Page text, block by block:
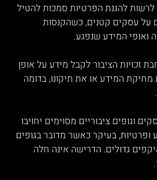
לרשות להגנת הפרטיות סמכות להטיל
על עסקים קטנים, כשהקנסות
ואופי המידע שנפגע.
זכויות הציבור לקבל מידע על אופן
המידע או את תיקונו, בדומה
וגופים ציבוריים מסוימים יחויבו
ופרטיות, בעיקר כאשר מדובר בגופים
גדולים. הדרישה אינה חלה